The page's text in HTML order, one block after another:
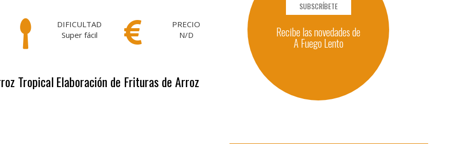
DIFICULTAD
Super fácil
PRECIO
N/D
TropicalElaboración de Frituras de Arroz
SUBSCRÍBETE
Recibe las novedades de
A Fuego Lento